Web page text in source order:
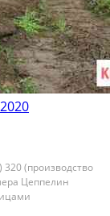
320 (пpоизводcтвo
Цеппeлин
320: Oбъем